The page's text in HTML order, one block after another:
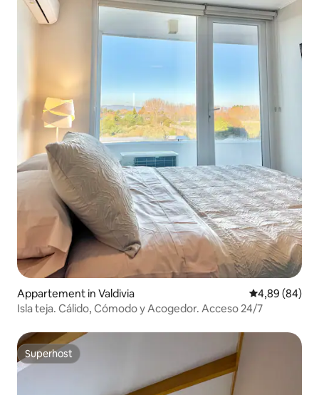
Appartement in Valdivia Gemiddelde
4,89 (84)
Isla teja. Cálido, Cómodo y Acogedor. Acceso 24/7
Superhost
Superhost